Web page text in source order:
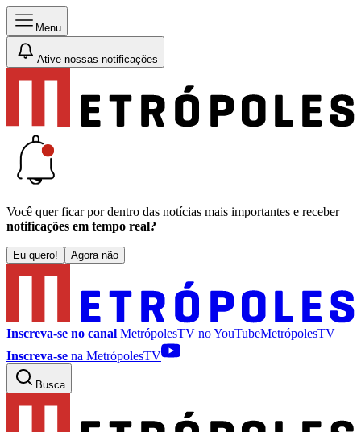
Menu
Ative nossas notificações
Você quer ficar por dentro das notícias mais importantes e receber
notificações em tempo real?
Eu quero! Agora não
Inscreva-se no canal MetrópolesTV noYouTubeMetrópolesTV
Inscreva-se na MetrópolesTV
Busca